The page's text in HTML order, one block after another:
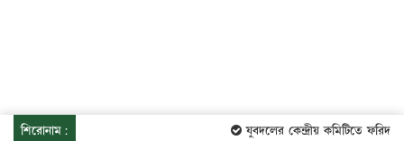
শিরোনাম: যুবদলের কেন্দ্রীয় কমিটিতে